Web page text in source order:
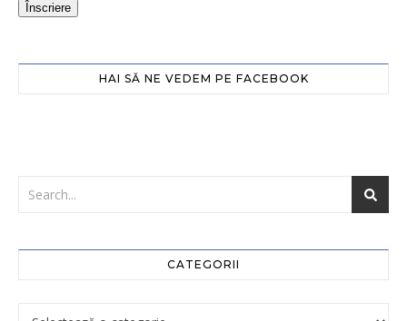
Înscriere
HAI SĂ NE VEDEM PE FACEBOOK
CATEGORII